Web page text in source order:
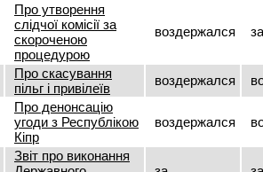
Про утворення
слідчої комісії за
скороченою
процедурою
воздержался за
Про скасування
пільг і привілеїв
воздержался
Про денонсацію
угоди з Республікою
Кіпр
воздержался
Звіт про виконання